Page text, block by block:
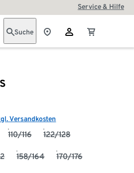
Service & Hilfe
Suche
Versandkosten
110/116 122/128
158/164 170/176